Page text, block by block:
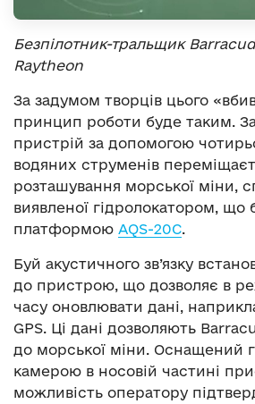
Безпілотник-тральщик
Raytheon
За задумом творців цього
принцип роботи буде таким.
пристрій за допомогою
водяних струменів
розташування морської міни,
виявленої гідролокатором, що
платформою AQS-20C
Буй акустичного зв’язку
до пристрою, що дозволяє в
часу оновлювати дані,
GPS. Ці дані дозволяють
до морської міни. Оснащений
камерою в носовій частині
можливість оператору